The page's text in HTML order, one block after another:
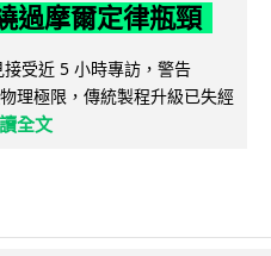
過摩爾定律瓶頸
受近 5 小時專訪，警告
理極限，傳統製程升級已失經
全文